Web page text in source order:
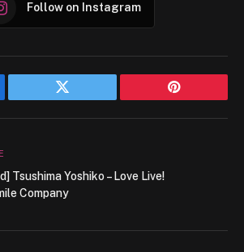
Follow on Instagram
Twitter Pinterest
Tsushima Yoshiko – Love Live!
Company